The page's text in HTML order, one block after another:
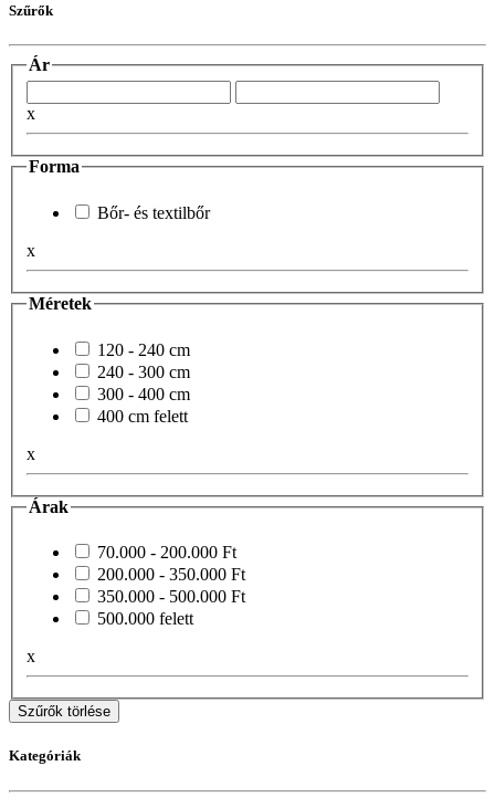
Szűrők
Ár
x
Forma
Bőr- és textilbőr
x
Méretek
120 - 240 cm
240 - 300 cm
300 - 400 cm
400 cm felett
x
Árak
70.000 - 200.000 Ft
200.000 - 350.000 Ft
350.000 - 500.000 Ft
500.000 felett
x
Szűrők törlése
Kategóriák